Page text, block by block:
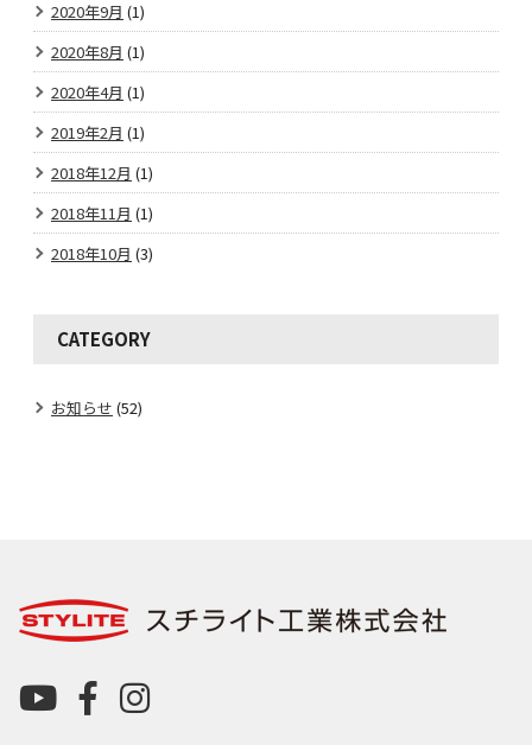
2020年9月 (1)
2020年8月 (1)
2020年4月 (1)
2019年2月 (1)
2018年12月 (1)
2018年11月 (1)
2018年10月 (3)
CATEGORY
お知らせ (52)